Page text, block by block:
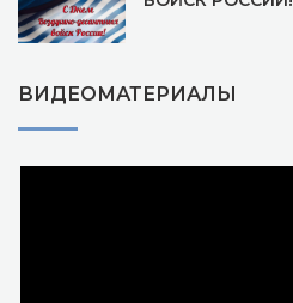
ВИДЕОМАТЕРИАЛЫ